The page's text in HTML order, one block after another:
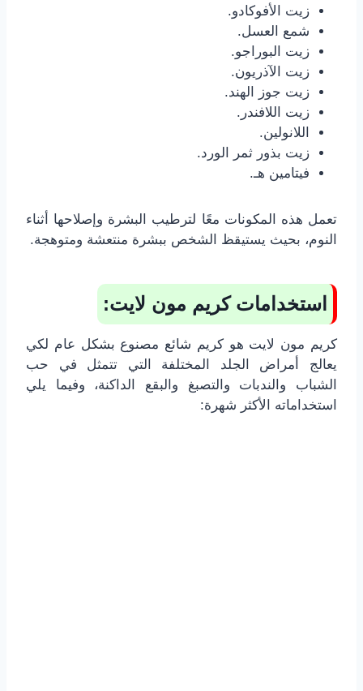
زيت الأفوكادو.
شمع العسل.
زيت البوراجو.
زيت الآذريون.
زيت جوز الهند.
زيت اللافندر.
اللانولين.
زيت بذور ثمر الورد.
فيتامين هـ.
تعمل هذه المكونات معًا لترطيب البشرة وإصلاحها أثناء
النوم، بحيث يستيقظ الشخص ببشرة منتعشة ومتوهجة.
استخدامات كريم مون لايت:
كريم مون لايت هو كريم شائع مصنوع بشكل عام لكي
يعالج أمراض الجلد المختلفة التي تتمثل في حب
الشباب والندبات والتصبغ والبقع الداكنة، وفيما يلي
استخداماته الأكثر شهرة: